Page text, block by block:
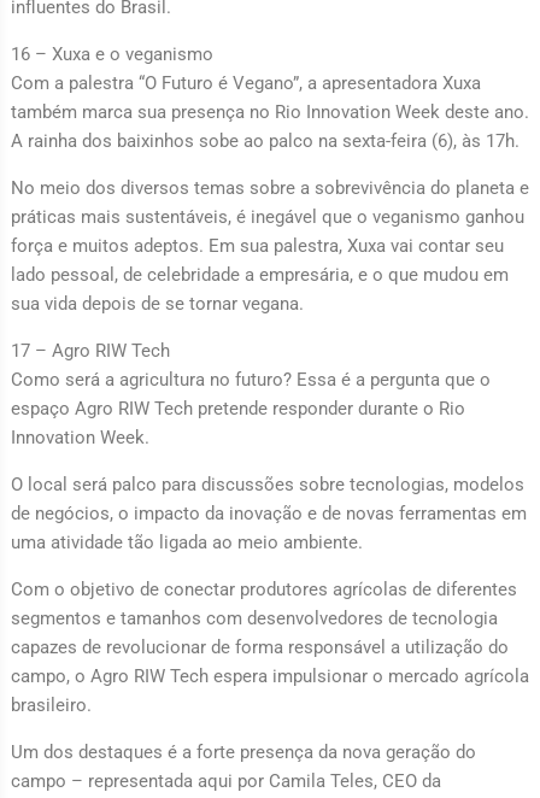
influentes do Brasil.
16 – Xuxa e o veganismo
Com a palestra “O Futuro é Vegano”, a apresentadora Xuxa
também marca sua presença no Rio Innovation Week deste ano.
A rainha dos baixinhos sobe ao palco na sexta-feira (6), às 17h.
No meio dos diversos temas sobre a sobrevivência do planeta e
práticas mais sustentáveis, é inegável que o veganismo ganhou
força e muitos adeptos. Em sua palestra, Xuxa vai contar seu
lado pessoal, de celebridade a empresária, e o que mudou em
sua vida depois de se tornar vegana.
17 – Agro RIW Tech
Como será a agricultura no futuro? Essa é a pergunta que o
espaço Agro RIW Tech pretende responder durante o Rio
Innovation Week.
O local será palco para discussões sobre tecnologias, modelos
de negócios, o impacto da inovação e de novas ferramentas em
uma atividade tão ligada ao meio ambiente.
Com o objetivo de conectar produtores agrícolas de diferentes
segmentos e tamanhos com desenvolvedores de tecnologia
capazes de revolucionar de forma responsável a utilização do
campo, o Agro RIW Tech espera impulsionar o mercado agrícola
brasileiro.
Um dos destaques é a forte presença da nova geração do
campo – representada aqui por Camila Teles, CEO da